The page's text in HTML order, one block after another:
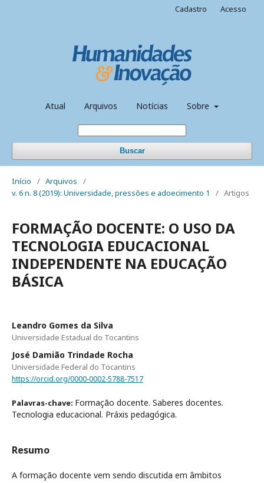
Atual Arquivos Notícias Sobre
Buscar
Cadastro Acesso
Início / Arquivos
/
v. 6 n. 8 (2019): Universidade, pressões e adoecimento 1
/ Artigos
FORMAÇÃO DOCENTE: O USO DA
TECNOLOGIA EDUCACIONAL
INDEPENDENTE NA EDUCAÇÃO
BÁSICA
Leandro Gomes da Silva
Universidade Estadual do Tocantins
José Damião Trindade Rocha
Universidade Federal do Tocantins
https://orcid.org/0000-0002-5788-7517
Palavras-chave: Formação docente. Saberes docentes.
Tecnologia educacional. Práxis pedagógica.
Resumo
A formação docente vem sendo discutida em âmbitos